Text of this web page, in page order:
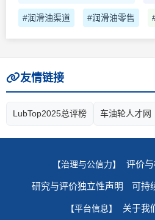
#润滑油渠道 #润滑油零售
友情链接
LubTop2025总评榜 车油轮人才网
【治理与公信力】 评价
研究与评价独立性声明 可持
【平台信息】 关于我